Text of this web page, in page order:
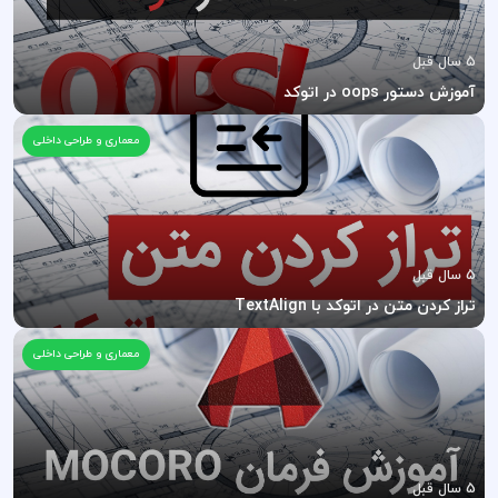
5 سال قبل
آموزش دستور oops در اتوکد
معماری و طراحی داخلی
5 سال قبل
تراز کردن متن در اتوکد با TextAlign
معماری و طراحی داخلی
5 سال قبل